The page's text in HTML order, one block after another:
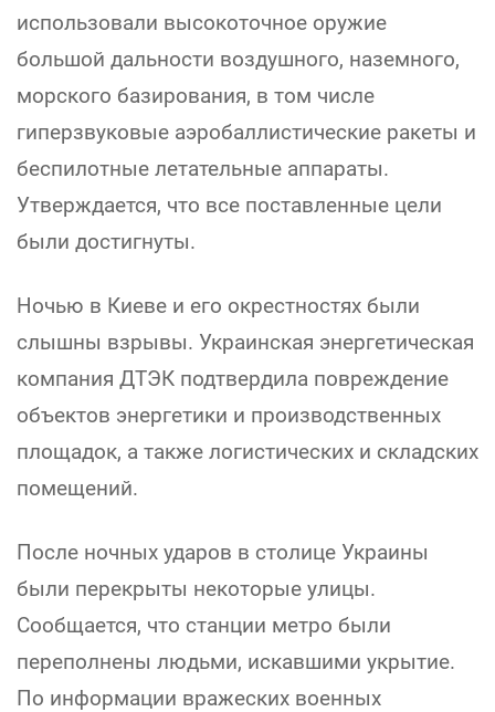
использовали высокоточное оружие
большой дальности воздушного, наземного,
морского базирования, в том числе
гиперзвуковые аэробаллистические ракеты и
беспилотные летательные аппараты.
Утверждается, что все поставленные цели
были достигнуты.
Ночью в Киеве и его окрестностях были
слышны взрывы. Украинская энергетическая
компания ДТЭК подтвердила повреждение
объектов энергетики и производственных
площадок, а также логистических и складских
помещений.
После ночных ударов в столице Украины
были перекрыты некоторые улицы.
Сообщается, что станции метро были
переполнены людьми, искавшими укрытие.
По информации вражеских военных